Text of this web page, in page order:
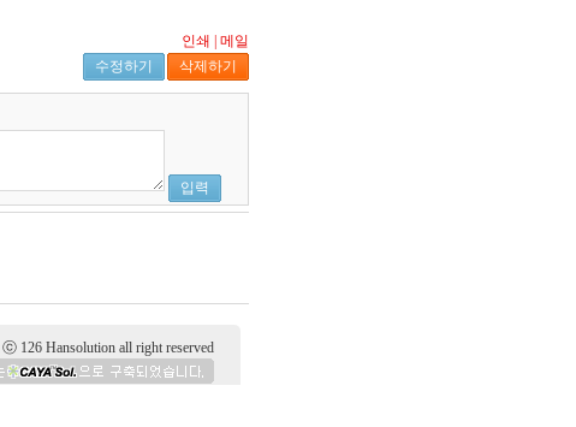
인쇄
메일
수정하기 삭제하기
입력
126 Hansolution all right reserved